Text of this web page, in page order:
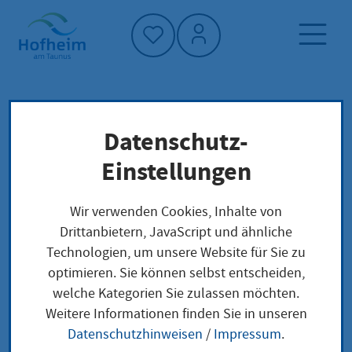
Startseite"
Dienstleistung-Finder
Lokale Anliegen
Reisepass beantragen wegen Änderung von
sonstigen Daten
Reisepass beantragen
wegen Änderung von
Datenschutz-
Einstellungen
Wir verwenden Cookies, Inhalte von
Drittanbietern, JavaScript und ähnliche
Technologien, um unsere Website für Sie zu
optimieren. Sie können selbst entscheiden,
welche Kategorien Sie zulassen möchten.
Weitere Informationen finden Sie in unseren
Datenschutzhinweisen / Impressum.